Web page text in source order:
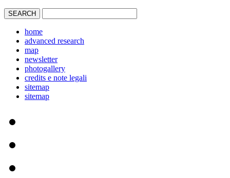
home
advanced research
map
newsletter
photogallery
credits e note legali
sitemap
sitemap